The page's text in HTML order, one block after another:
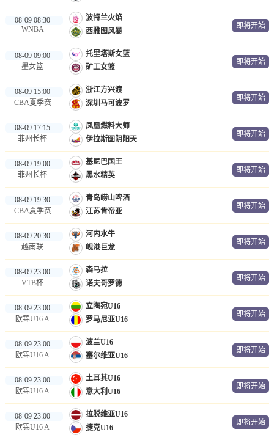
08-09 08:30
WNBA
波特兰火焰
西雅图风暴
即将开始
08-09 09:00
墨女篮
托里塔斯女篮
矿工女篮
即将开始
08-09 15:00
CBA夏季赛
浙江方兴渡
深圳马可波罗
即将开始
08-09 17:15
菲州长杯
凤凰燃料大师
伊拉斯图阴阳天
即将开始
08-09 19:00
菲州长杯
基尼巴国王
黑水精英
即将开始
08-09 19:30
CBA夏季赛
青岛崂山啤酒
江苏肯帝亚
即将开始
08-09 20:30
越南联
河内水牛
岘港巨龙
即将开始
08-09 23:00
VTB杯
森马拉
诺夫哥罗德
即将开始
08-09 23:00
欧锦U16 A
立陶宛U16
罗马尼亚U16
即将开始
08-09 23:00
欧锦U16 A
波兰U16
塞尔维亚U16
即将开始
08-09 23:00
欧锦U16 A
土耳其U16
意大利U16
即将开始
08-09 23:00
欧锦U16 A
拉脱维亚U16
捷克U16
即将开始